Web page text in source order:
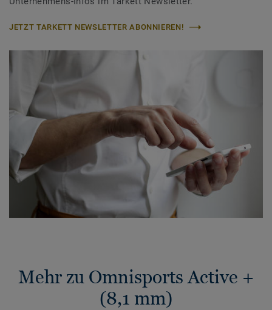
JETZT TARKETT NEWSLETTER ABONNIEREN!
Mehr zu Omnisports Active +
(8,1 mm)